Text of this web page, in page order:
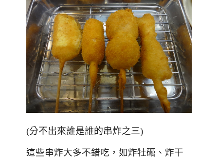
(分不出來誰是誰的串炸之三)
這些串炸大多不錯吃，如炸牡礪、炸干